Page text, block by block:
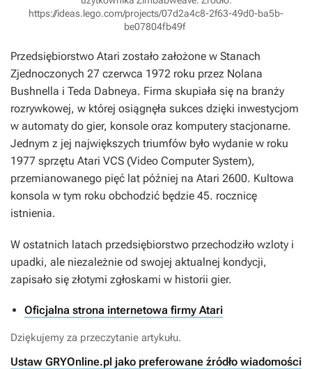
https://ideas.lego.com/projects/07d2a4c8-2f63-49d0-ba5b-
be07804fb49f
Przedsiębiorstwo Atari zostało założone w Stanach
Zjednoczonych 27 czerwca 1972 roku przez Nolana
Bushnella i Teda Dabneya. Firma skupiała się na branży
rozrywkowej, w której osiągnęła sukces dzięki inwestycjom
w automaty do gier, konsole oraz komputery stacjonarne.
Jednym z jej największych triumfów było wydanie w roku
1977 sprzętu Atari VCS (Video Computer System),
przemianowanego pięć lat później na Atari 2600. Kultowa
konsola w tym roku obchodzić będzie 45. rocznicę
istnienia.
W ostatnich latach przedsiębiorstwo przechodziło wzloty i
upadki, ale niezależnie od swojej aktualnej kondycji,
zapisało się złotymi zgłoskami w historii gier.
Oficjalna strona internetowa firmy Atari
Dziękujemy za przeczytanie artykułu.
Ustaw GRYOnline.pl jako preferowane źródło wiadomości